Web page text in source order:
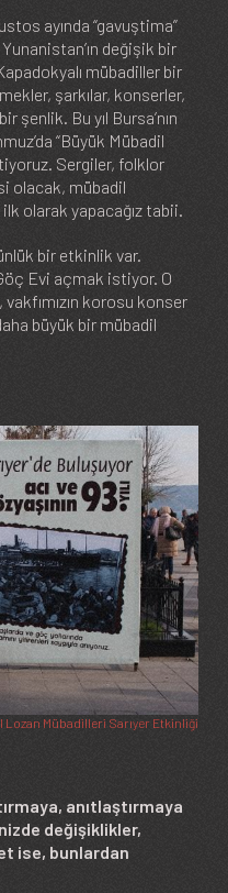
ayında “gavuştima”
değişik bir
mübadiller bir
şarkılar, konserler,
şenlik. Bu yıl Bursa’nın
“Büyük Mübadil
Sergiler, folklor
olacak, mübadil
olarak yapacağız tabii.
bir etkinlik var.
Evi açmak istiyor. O
korosu konser
büyük bir mübadil
Lozan Mübadilleri Sarıyer Etkinliği
anıtlaştırmaya
değişiklikler,
ise, bunlardan